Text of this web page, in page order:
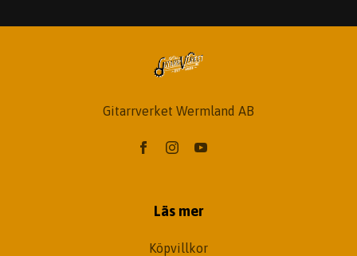
Gitarrverket Wermland AB
Läs mer
Köpvillkor